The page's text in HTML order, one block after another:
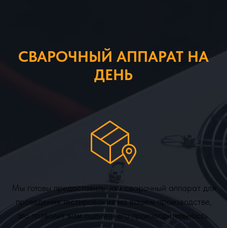
СВАРОЧНЫЙ АППАРАТ НА
ДЕНЬ
Мы готовы предоставить вам сварочный аппарат для
проведения тестирования на вашем производстве,
это позволит вам оценить его производительность.